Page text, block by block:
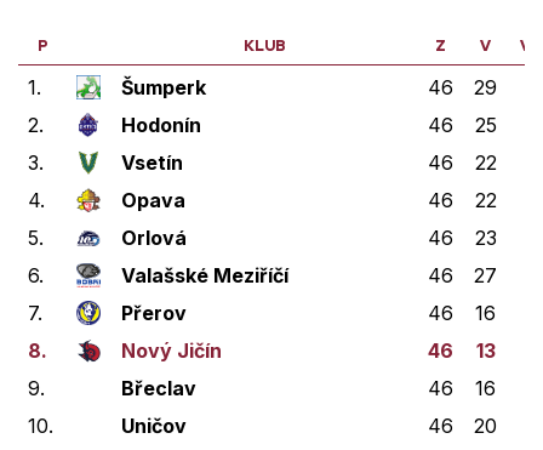
P KLUB Z V VP
1. Šumperk 46 29
2.
Hodonín 46 25
3.
Vsetín 46 22
4.
Opava 46 22
5.
Orlová 46 23
6.
Valašské Meziříčí 46 27
7.
Přerov 46 16
8.
Nový Jičín 46 13
9.
Břeclav 46 16
10.
Uničov 46 20